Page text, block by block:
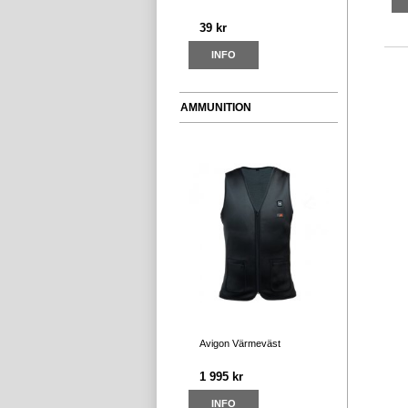
39 kr
INFO
AMMUNITION
Avigon Värmeväst
1 995 kr
INFO